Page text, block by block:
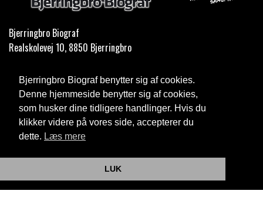
Bjerringbro Biograf benytter sig af cookies.
Denne hjemmeside benytter sig af cookies,
som husker dine tidligere handlinger. Hvis du
klikker videre på vores side, accepterer du
dette. Læs mere
LUK
Bjerringbro Biograf
Realskolevej 10, 8850 Bjerringbro
Telefon:35 11 59 59
Email: info@bjerringbrobiograf.dk
Cookie- og privatlivspolitik